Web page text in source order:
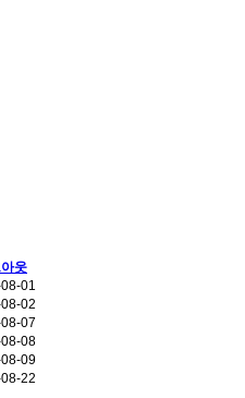
웃
01
02
07
08
09
22